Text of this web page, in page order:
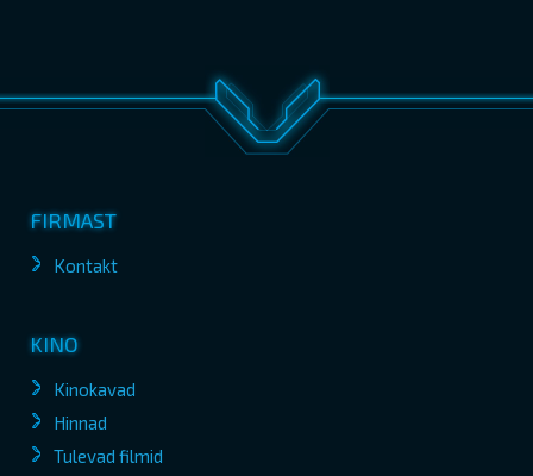
FIRMAST
Kontakt
KINO
Kinokavad
Hinnad
Tulevad filmid